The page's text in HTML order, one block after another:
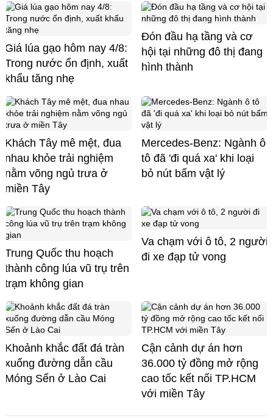
Giá lúa gạo hôm nay 4/8:
Trong nước ổn định, xuất
khẩu tăng nhẹ
Đón đầu hạ tầng và cơ
hội tại những đô thị đang
hình thành
Khách Tây mê mệt, đua
nhau khỏe trải nghiệm
nằm võng ngủ trưa ở
miền Tây
Mercedes-Benz: Ngành ô
tô đã 'đi quá xa' khi loại
bỏ nút bấm vật lý
Trung Quốc thu hoạch
thành công lúa vũ trụ trên
trạm không gian
Va chạm với ô tô, 2 người
đi xe đạp tử vong
Khoảnh khắc đất đá tràn
xuống đường dẫn cầu
Móng Sến ở Lào Cai
Cận cảnh dự án hơn
36.000 tỷ đồng mở rộng
cao tốc kết nối TP.HCM
với miền Tây